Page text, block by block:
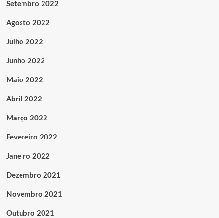
Setembro 2022
Agosto 2022
Julho 2022
Junho 2022
Maio 2022
Abril 2022
Março 2022
Fevereiro 2022
Janeiro 2022
Dezembro 2021
Novembro 2021
Outubro 2021